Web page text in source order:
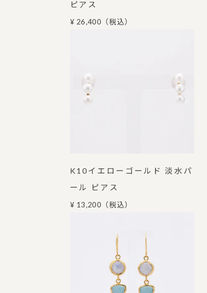
ピアス
¥ 26,400 （税込）
K10イエローゴールド 淡水パ
ール ピアス
¥ 13,200 （税込）